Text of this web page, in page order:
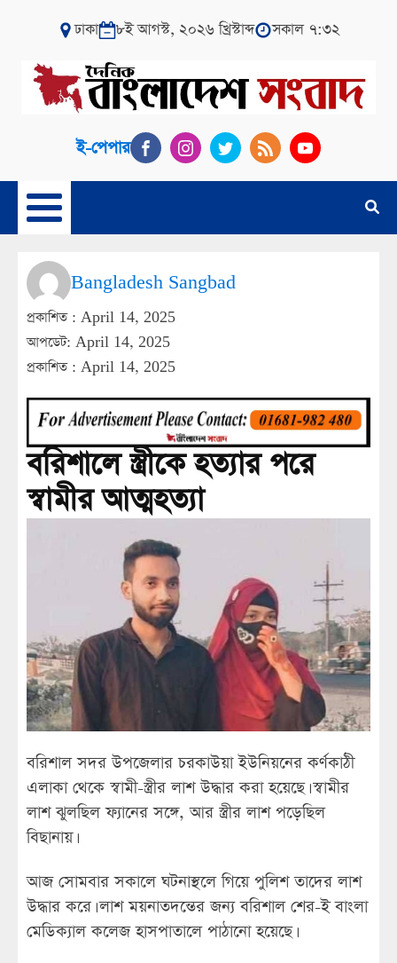
ঢাকা ৮ই আগস্ট, ২০২৬ খ্রিস্টাব্দ সকাল ৭:৩২
ই-পেপার
Bangladesh Sangbad
প্রকাশিত : April 14, 2025
আপডেট: April 14, 2025
প্রকাশিত : April 14, 2025
বরিশালে স্ত্রীকে হত্যার পরে
স্বামীর আত্মহত্যা
বরিশাল সদর উপজেলার চরকাউয়া ইউনিয়নের কর্ণকাঠী
এলাকা থেকে স্বামী-স্ত্রীর লাশ উদ্ধার করা হয়েছে। স্বামীর
লাশ ঝুলছিল ফ্যানের সঙ্গে, আর স্ত্রীর লাশ পড়েছিল
বিছানায়।
আজ সোমবার সকালে ঘটনাস্থলে গিয়ে পুলিশ তাদের লাশ
উদ্ধার করে। লাশ ময়নাতদন্তের জন্য বরিশাল শের-ই বাংলা
মেডিক্যাল কলেজ হাসপাতালে পাঠানো হয়েছে।